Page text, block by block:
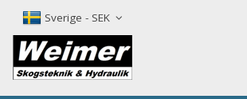
Sverige - SEK